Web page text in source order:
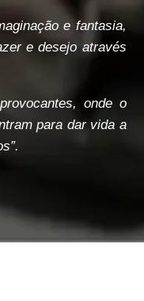
e fantasia,
e desejo através
onde o
para dar vida a